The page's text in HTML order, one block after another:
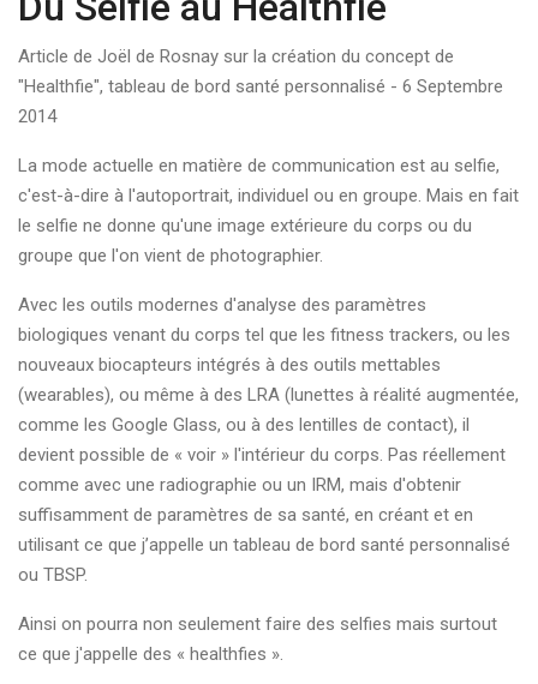
Article de Joël de Rosnay sur la création du concept de
"Healthfie", tableau de bord santé personnalisé - 6 Septembre
2014
La mode actuelle en matière de communication est au selfie,
c'est-à-dire à l'autoportrait, individuel ou en groupe. Mais en fait
le selfie ne donne qu'une image extérieure du corps ou du
groupe que l'on vient de photographier.
Avec les outils modernes d'analyse des paramètres
biologiques venant du corps tel que les fitness trackers, ou les
nouveaux biocapteurs intégrés à des outils mettables
(wearables), ou même à des LRA (lunettes à réalité augmentée,
comme les Google Glass, ou à des lentilles de contact), il
devient possible de « voir » l'intérieur du corps. Pas réellement
comme avec une radiographie ou un IRM, mais d'obtenir
suffisamment de paramètres de sa santé, en créant et en
utilisant ce que j’appelle un tableau de bord santé personnalisé
ou TBSP.
Ainsi on pourra non seulement faire des selfies mais surtout
ce que j'appelle des « healthfies ».